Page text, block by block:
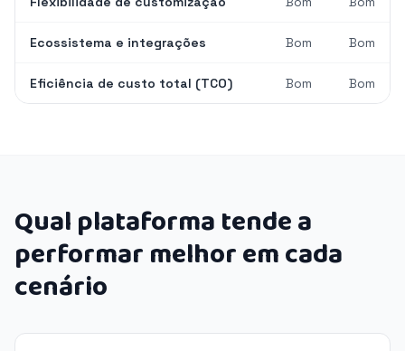
Ecossistema e integrações Bom Bom
Eficiência de custo total (TCO) Bom Bom
Qual plataforma tende a
performar melhor em cada
cenário